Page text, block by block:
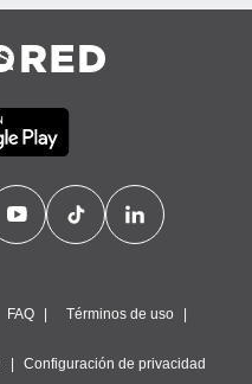
FAQ Términos de uso
Configuración de privacidad